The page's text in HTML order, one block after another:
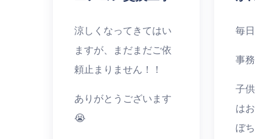
涼しくなってきてはい
ますが、まだまだご依
頼止まりません！！
ありがとうございます
😭
毎
事
子
は
ぼ